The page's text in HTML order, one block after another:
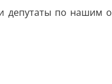
по нашим